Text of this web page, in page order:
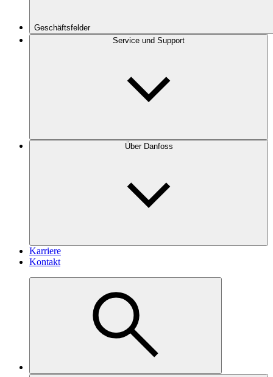
Geschäftsfelder
Service und Support
Über Danfoss
Karriere
Kontakt